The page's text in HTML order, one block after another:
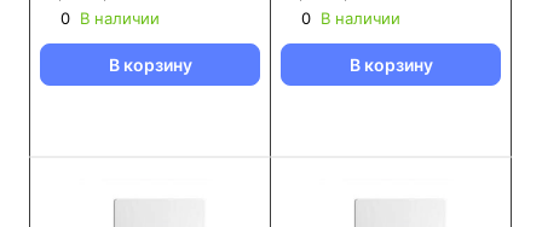
0 В наличии
В корзину
0 В наличии
В корзину